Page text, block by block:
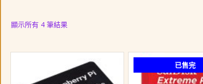
顯示所有 4 筆結果依
項
目
已售完